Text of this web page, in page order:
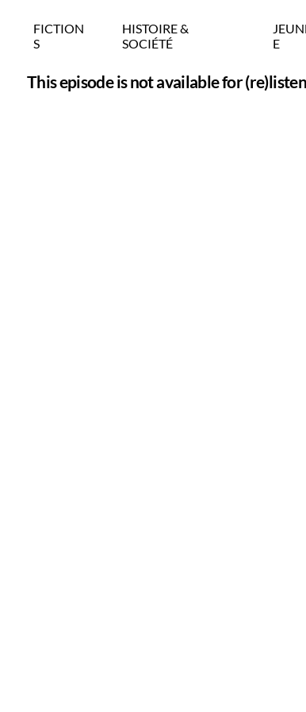
FICTION
S
HISTOIRE &
SOCIÉTÉ
E
This episode is not available for